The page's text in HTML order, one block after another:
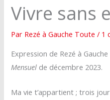
Vivre sans
Par Rezé à Gauche Toute/ 1
Expression de Rezé à
Mensuel de décembre 2023.
Ma vie t’appartient ; trois